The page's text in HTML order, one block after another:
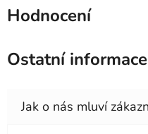
Hodnocení
Ostatní informace